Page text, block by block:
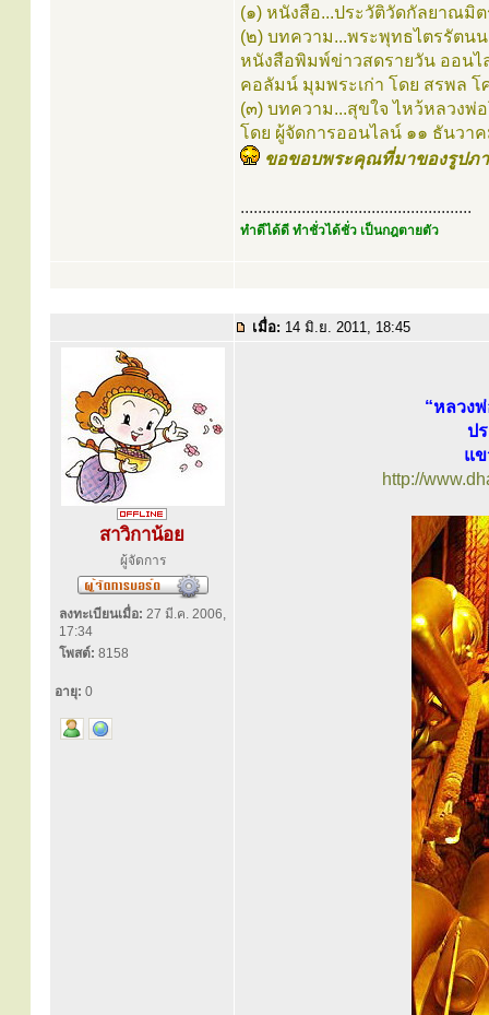
(๑) หนังสือ...ประวัติวัดกัลยาณมิ
(๒) บทความ...พระพุทธไตรรัตน
หนังสือพิมพ์ข่าวสดรายวัน ออนไ
คอลัมน์ มุมพระเก่า โดย สรพล โ
(๓) บทความ...สุขใจ ไหว้หลวง
โดย ผู้จัดการออนไลน์ ๑๑ ธันว
ขอขอบพระคุณที่มาของรูปภ
.....................................................
ทำดีได้ดี ทำชั่วได้ชั่ว เป็นกฎตายตัว
เมื่อ: 14 มิ.ย. 2011, 18:45
สาวิกาน้อย
ผู้จัดการ
ลงทะเบียนเมื่อ: 27 มี.ค. 2006,
17:34
โพสต์: 8158
อายุ: 0
“หลวง
ป
แ
http://